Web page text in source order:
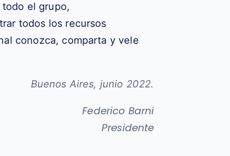
el grupo,
todos los recursos
conozca, comparta y vele
Buenos Aires, junio 2022.
Federico Barni
Presidente